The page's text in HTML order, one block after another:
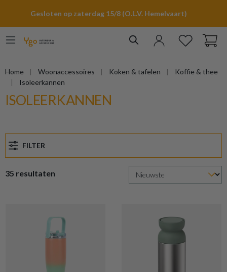
Gesloten op zaterdag 15/8 (O.L.V. Hemelvaart)
Home Woonaccessoires Koken & tafelen
Koffie & thee
Isoleerkannen
ISOLEERKANNEN
FILTER
35 resultaten